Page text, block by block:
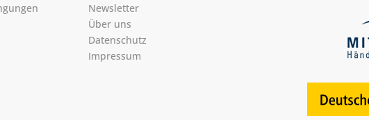
Newsletter
Über uns
Datenschutz
Impressum